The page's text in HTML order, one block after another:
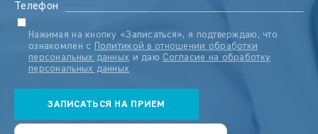
Телефон
Нажимая на кнопку «Записаться», я подтверждаю, что
ознакомлен с
Политикой в отношении обработки
персональных данных и даю Согласие на обработку
персональных данных